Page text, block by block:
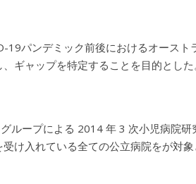
19パンデミック前後におけるオース
ギャップを特定することを目的とした
ループによる 2014 年 3 次小児病院
け入れている全ての公立病院をが対